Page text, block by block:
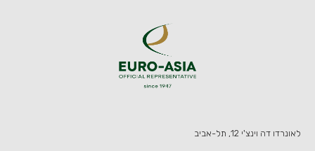
לאונרדו דה וינצ'י 12, תל-אביב